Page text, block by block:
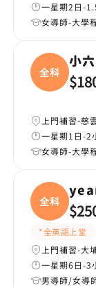
一星期2日-
女導師-大學
全科
小
上門補習-慈
一星期1日-2
女導師-大學
全科
*全英語上堂
上門補習-大
一星期6日-3
男導師/女導